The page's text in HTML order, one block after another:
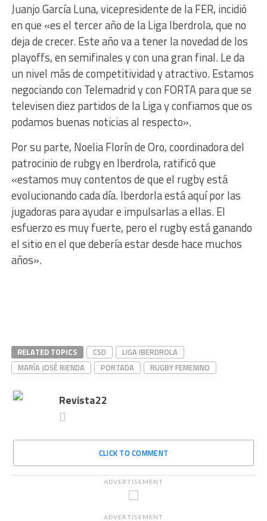
Juanjo García Luna, vicepresidente de la FER, incidió
en que «es el tercer año de la Liga Iberdrola, que no
deja de crecer. Este año va a tener la novedad de los
playoffs, en semifinales y con una gran final. Le da
un nivel más de competitividad y atractivo. Estamos
negociando con Telemadrid y con FORTA para que se
televisen diez partidos de la Liga y confiamos que os
podamos buenas noticias al respecto».
Por su parte, Noelia Florín de Oro, coordinadora del
patrocinio de rubgy en Iberdrola, ratificó que
«estamos muy contentos de que el rugby está
evolucionando cada día. Iberdorla está aquí por las
jugadoras para ayudar e impulsarlas a ellas. El
esfuerzo es muy fuerte, pero el rugby está ganando
el sitio en el que debería estar desde hace muchos
años».
RELATED TOPICS CSD
LIGA IBERDROLA
MARÍA JOSÉ RIENDA
PORTADA RUGBY FEMENINO
Revista22
CLICK TO COMMENT
ADVERTISEMENT
ADVERTISEMENT